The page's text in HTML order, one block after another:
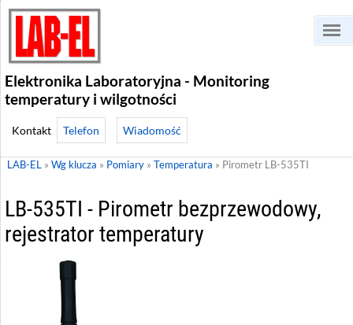
Elektronika Laboratoryjna - Monitoring
temperatury i wilgotności
Telefon Wiadomość
LAB-EL » Wg klucza » Pomiary » Temperatura » Pirometr LB-535TI
LB-535TI - Pirometr bezprzewodowy,
rejestrator temperatury